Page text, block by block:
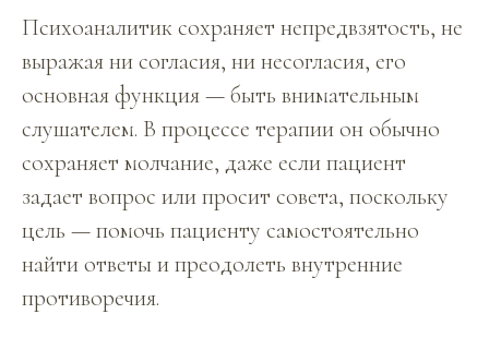
Психоаналитик сохраняет непредвзятость, не
выражая ни согласия, ни несогласия, его
основная функция — быть внимательным
слушателем. В процессе терапии он обычно
сохраняет молчание, даже если пациент
задает вопрос или просит совета, поскольку
цель — помочь пациенту самостоятельно
найти ответы и преодолеть внутренние
противоречия.